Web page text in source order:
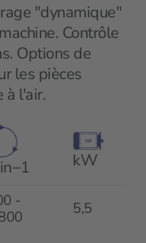
"dynamique"
Contrôle
Options de
les pièces
à l'air.
kW
-
5,5